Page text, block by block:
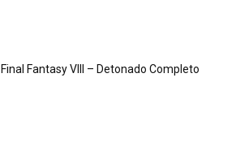
Final Fantasy VIII – Detonado Completo